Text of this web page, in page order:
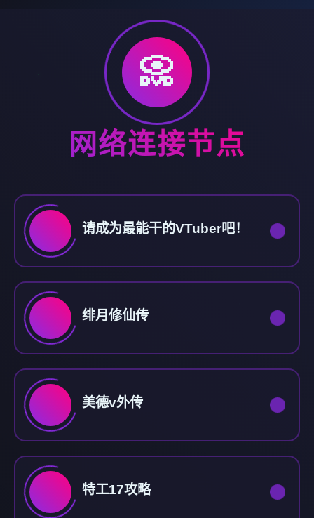
📀
网络连接节点
请成为最能干的VTuber吧！
绯月修仙传
美德v外传
特工17攻略